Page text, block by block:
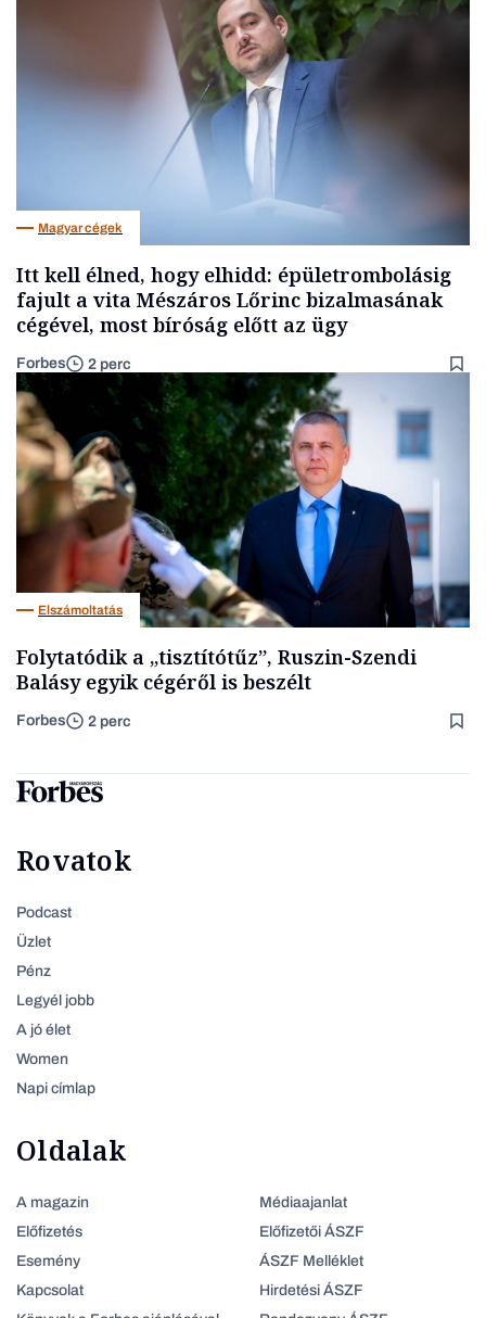
Magyar cégek
Itt kell élned, hogy elhidd: épületrombolásig
fajult a vita Mészáros Lőrinc bizalmasának
cégével, most bíróság előtt az ügy
Forbes 2 perc
Elszámoltatás
Folytatódik a „tisztítótűz”, Ruszin-Szendi
Balásy egyik cégéről is beszélt
Forbes 2 perc
Rovatok
Podcast
Üzlet
Pénz
Legyél jobb
A jó élet
Women
Napi címlap
Oldalak
A magazin
Előfizetés
Esemény
Kapcsolat
Médiaajanlat
Előfizetői ÁSZF
ÁSZF Melléklet
Hirdetési ÁSZF